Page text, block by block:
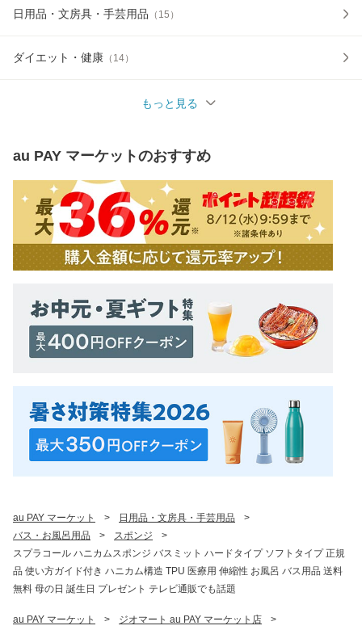
日用品・文房具・手芸用品 （ 15 ）
ダイエット・健康 （ 14）
もっと見る
au PAY マーケットのおすすめ
au PAY マーケット > 日用品・文房具・手芸用品
>
バス・お風呂用品
> スポンジ
>
スプラコール ハニカムスポンジ バスミット ハードタイプ ソフトタイプ 正規
品 使い方ガイド付き ハニカム構造 TPU 医療用 伸縮性 お風呂 バス用品 送料
無料 母の日 誕生日 プレゼント テレビ通販でも話題
au PAY マーケット > ジオマート au PAY マーケット店
>